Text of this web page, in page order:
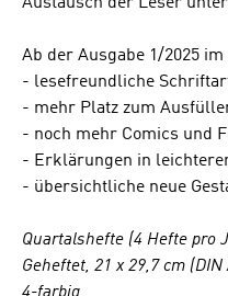
Ab der Ausgabe 1/2025
- lesefreundliche
- mehr Platz zum
- noch mehr Comics und
- Erklärungen in
- übersichtliche neue
Quartalshefte (4 Hefte pro
Geheftet, 21 x 29,7 cm (DIN
4-farbig